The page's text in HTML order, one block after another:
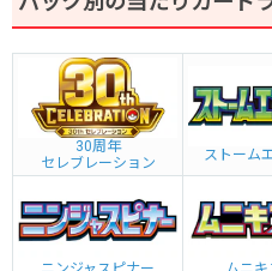
30周年
セレブレーション
ストーム